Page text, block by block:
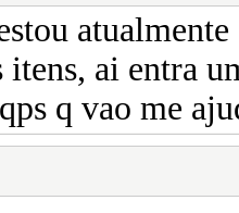
ai entra
q vao me